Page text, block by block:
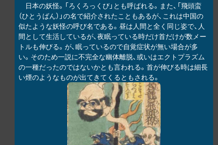
日本の妖怪。「ろくろっくび」とも呼ばれる。また、「飛頭蛮
（ひとうばん）」の名で紹介されたこともあるが、これは中国の
似たような妖怪の呼び名である。昼は人間と全く同じ姿で、人
間として生活しているが、夜眠っている時だけ首だけが数メー
トルも伸びる。が、眠っているので自覚症状が無い場合が多
い。そのため一説に不完全な幽体離脱、或いはエクトプラズム
の一種だったのではないかとも言われる。首が伸びる時は細長
い煙のようなものが出てきてくるともされる。